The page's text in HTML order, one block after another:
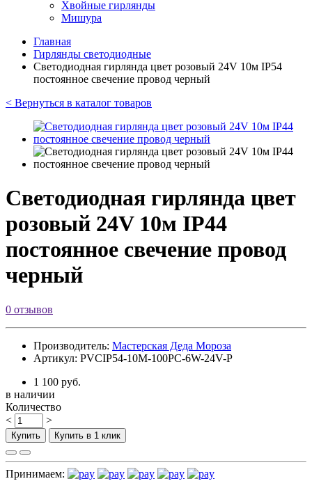
Хвойные гирлянды
Мишура
Главная
Гирлянды светодиодные
Светодиодная гирлянда цвет розовый 24V 10м IP54
постоянное свечение провод черный
< Вернуться в каталог товаров
Светодиодная гирлянда цвет
розовый 24V 10м IP44
постоянное свечение провод
черный
0 отзывов
Производитель: Мастерская Деда Мороза
Артикул: PVCIP54-10M-100PC-6W-24V-P
1 100 руб.
в наличии
Количество
<
>
Купить Купить в 1 клик
Принимаем: